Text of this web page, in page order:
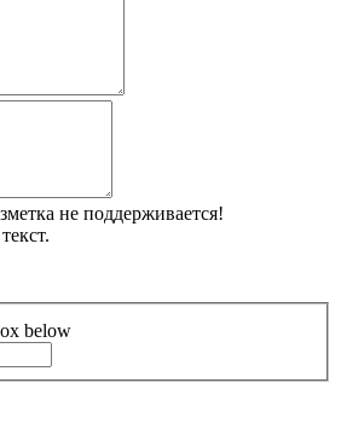
не поддерживается!
below